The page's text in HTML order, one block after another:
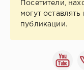
Посетители,
могут
публикации.